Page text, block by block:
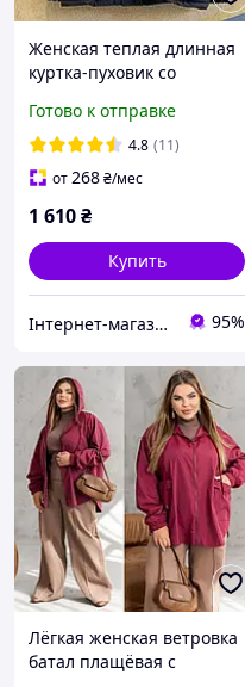
Женская теплая длинная
куртка-пуховик со
размеры 42-58
Готово к отправке
4.8 (11)
от268₴/мес
1 610₴
Купить
Інтернет-магазин одягу та взуття KedON 95%
Лёгкая женская ветровка
батал плащёвая с